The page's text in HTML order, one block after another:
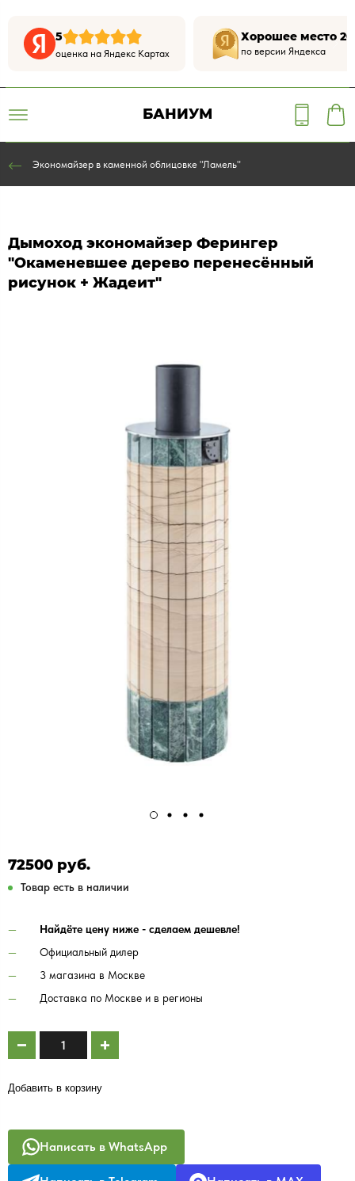
5
оценка на Яндекс Картах
Хорошее место
по версии Яндекса
БАНИУМ
Экономайзер в каменной облицовке "Ламель"
Дымоход экономайзер Ферингер
"Окаменевшее дерево перенесённый
рисунок + Жадеит"
72500 руб.
Товар есть в наличии
Найдёте цену ниже - сделаем дешевле!
Официальный дилер
3 магазина в Москве
Доставка по Москве и в регионы
Добавить в корзину
Написать в WhatsApp